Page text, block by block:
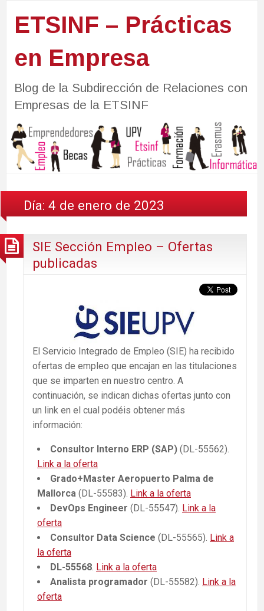
ETSINF – Prácticas
en Empresa
Blog de la Subdirección de Relaciones con
Empresas de la ETSINF
Día:4 de enero de 2023
SIE Sección Empleo – Ofertas
publicadas
El Servicio Integrado de Empleo (SIE) ha recibido
ofertas de empleo que encajan en las titulaciones
que se imparten en nuestro centro. A
continuación, se indican dichas ofertas junto con
un link en el cual podéis obtener más
información:
Consultor Interno ERP (SAP) (DL-55562).
Link a la oferta
Grado+Master Aeropuerto Palma de
Mallorca (DL-55583). Link a la oferta
DevOps Engineer (DL-55547). Link a la
oferta
Consultor Data Science (DL-55565). Link a
la oferta
DL-55568. Link a la oferta
Analista programador (DL-55582). Link a la
oferta